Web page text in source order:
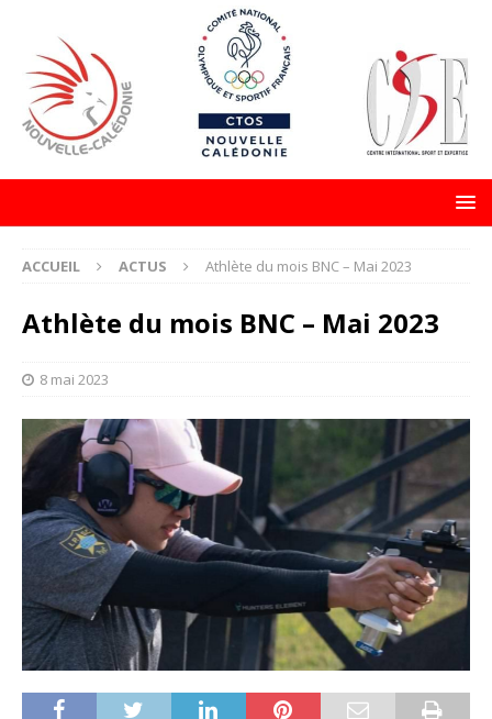
ACCUEIL ACTUS Athlète du mois BNC – Mai 2023
Athlète du mois BNC – Mai 2023
8 mai 2023